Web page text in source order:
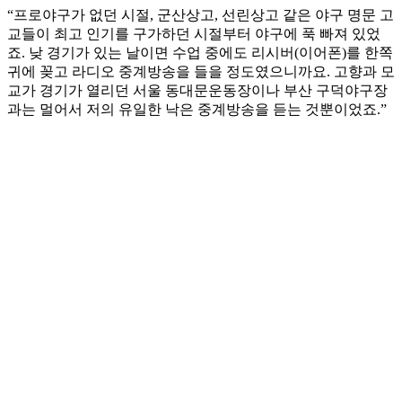
“프로야구가 없던 시절, 군산상고, 선린상고 같은 야구 명문 고
교들이 최고 인기를 구가하던 시절부터 야구에 푹 빠져 있었
죠. 낮 경기가 있는 날이면 수업 중에도 리시버(이어폰)를 한쪽
귀에 꽂고 라디오 중계방송을 들을 정도였으니까요. 고향과 모
교가 경기가 열리던 서울 동대문운동장이나 부산 구덕야구장
과는 멀어서 저의 유일한 낙은 중계방송을 듣는 것뿐이었죠.”